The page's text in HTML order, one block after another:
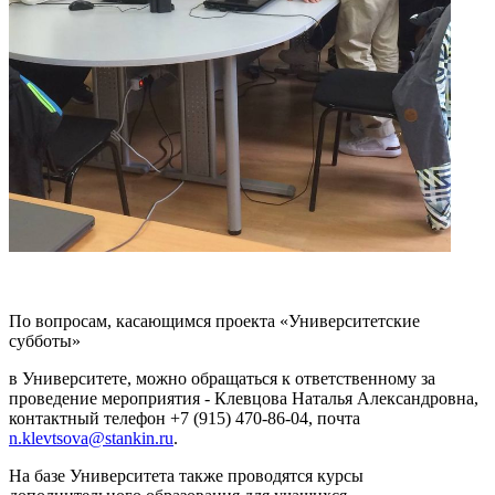
По вопросам, касающимся проекта «Университетские
субботы»
в Университете, можно обращаться к ответственному за
проведение мероприятия - Клевцова Наталья Александровна,
контактный телефон +7 (915) 470-86-04, почта
n.klevtsova@stankin.ru.
На базе Университета также проводятся курсы